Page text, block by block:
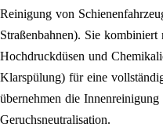
Reinigung von
Straßenbahnen). Sie kombiniert
Hochdruckdüsen und
Klarspülung) für eine
übernehmen die
Geruchsneutralisation.